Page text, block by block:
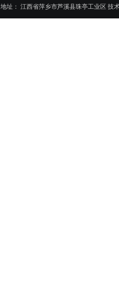
地址： 江西省萍乡市芦溪县珠亭工业区 技